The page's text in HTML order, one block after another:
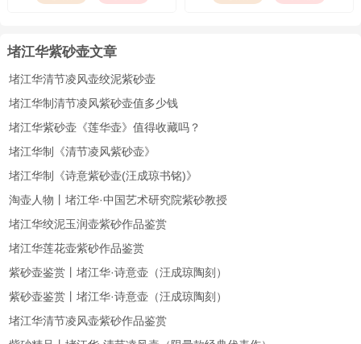
堵江华紫砂壶文章
堵江华清节凌风壶绞泥紫砂壶
堵江华制清节凌风紫砂壶值多少钱
堵江华紫砂壶《莲华壶》值得收藏吗？
堵江华制《清节凌风紫砂壶》
堵江华制《诗意紫砂壶(汪成琼书铭)》
淘壶人物丨堵江华·中国艺术研究院紫砂教授
堵江华绞泥玉润壶紫砂作品鉴赏
堵江华莲花壶紫砂作品鉴赏
紫砂壶鉴赏丨堵江华·诗意壶（汪成琼陶刻）
紫砂壶鉴赏丨堵江华·诗意壶（汪成琼陶刻）
堵江华清节凌风壶紫砂作品鉴赏